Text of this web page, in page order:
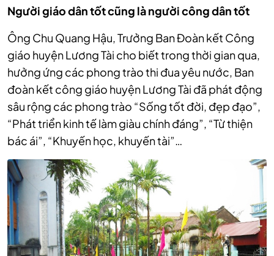
Người giáo dân tốt cũng là người công dân tốt
Ông Chu Quang Hậu, Trưởng Ban Đoàn kết Công
giáo huyện Lương Tài cho biết trong thời gian qua,
hưởng ứng các phong trào thi đua yêu nước, Ban
đoàn kết công giáo huyện Lương Tài đã phát động
sâu rộng các phong trào “Sống tốt đời, đẹp đạo”,
“Phát triển kinh tế làm giàu chính đáng”, “Từ thiện
bác ái”, “Khuyến học, khuyến tài”…